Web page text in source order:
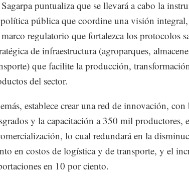
puntualiza que se llevará a cabo la
pública que coordine una visión
regulatorio que fortalezca los protocolos
de infraestructura (agroparques,
que facilite la producción,
del sector.
establece crear una red de innovación,
y la capacitación a 350 mil productores,
lo cual redundará en la
en costos de logística y de transporte, y el
en 10 por ciento.